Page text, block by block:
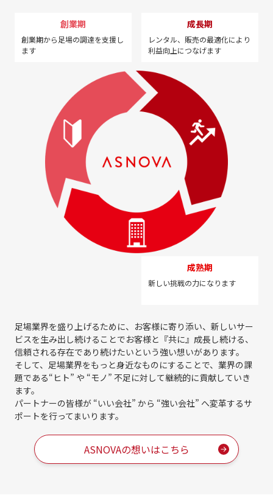
創業期
創業期から足場の調達を支援し
ます
成長期
レンタル、販売の最適化により
利益向上につなげます
成熟期
新しい挑戦の力になります
足場業界を盛り上げるために、お客様に寄り添い、新しいサー
ビスを生み出し続けることでお客様と『共に』成長し続ける、
信頼される存在であり続けたいという強い想いがあります。
そして、足場業界をもっと身近なものにすることで、業界の課
題である“ヒト” や “モノ” 不足に対して継続的に貢献していき
ます。
パートナーの皆様が “いい会社” から “強い会社” へ変革するサ
ポートを行ってまいります。
ASNOVAの想いはこちら